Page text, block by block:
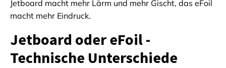
Jetboard macht mehr Lärm und mehr Gischt, das eFoil
macht mehr Eindruck.
Jetboard oder eFoil -
Technische Unterschiede